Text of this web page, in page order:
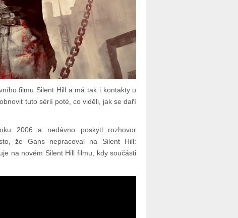
filmu Silent Hill a má tak i kontakty u
tuto sérií poté, co viděli, jak se daří
2006 a nedávno poskytl rozhovor
že Gans nepracoval na Silent Hill:
na novém Silent Hill filmu, kdy součásti